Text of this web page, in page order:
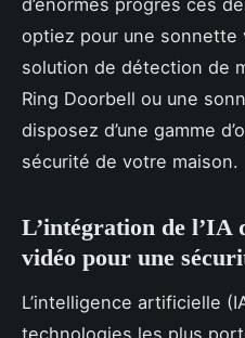
d’énormes progrès ces
optiez pour une
solution de détection de
Ring Doorbell ou une
disposez d’une gamme
sécurité de votre maison.
L’intégration de l’IA
vidéo pour une
L’intelligence artificielle
technologies les plus